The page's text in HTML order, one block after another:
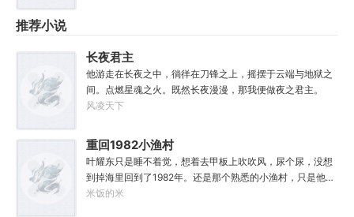
推荐小说
长夜君主
他游走在长夜之中，徜徉在刀锋之上，摇摆于云端与地狱之
间。点燃星魂之火。既然长夜漫漫，那我便做夜之君主。
风凌天下
重回1982小渔村
叶耀东只是睡不着觉，想着去甲板上吹吹风，尿个尿，没想
到掉海里回到了1982年。还是那个熟悉的小渔村，只是他已
经不是年轻时候的他了。混账了半辈子，这回他想好好来过
米饭的米